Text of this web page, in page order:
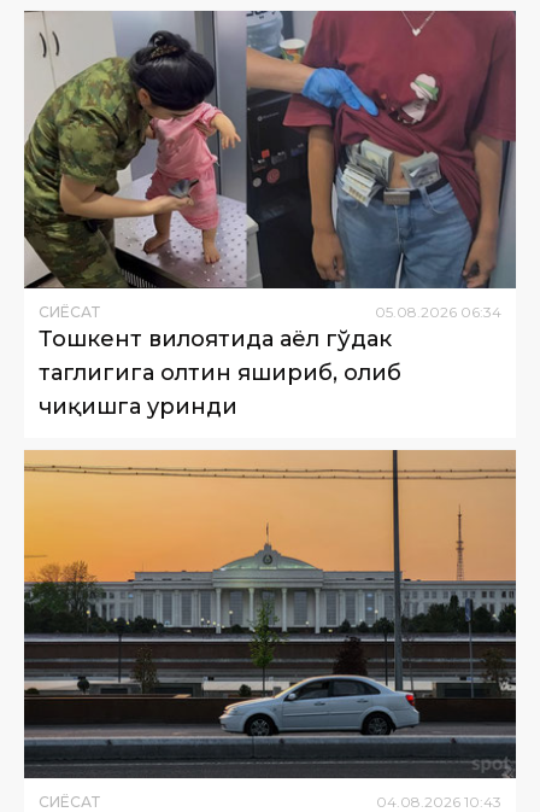
СИËСАТ 05 08 2026 06:34
Тошкент вилоятида аёл гўдак
таглигига олтин яшириб, олиб
чиқишга уринди
СИËСАТ 04 08 2026 10:43